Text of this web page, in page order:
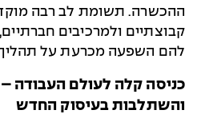
ההכשרה. תשומת לב רבה
קבוצתיים ולמרכיבים
להם השפעה מכרעת על
כניסה קלה לעולם העבודה
והשתלבות בעיסוק החדש